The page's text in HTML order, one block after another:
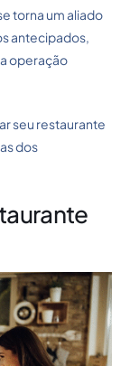
torna um aliado
antecipados,
operação
seu restaurante
dos